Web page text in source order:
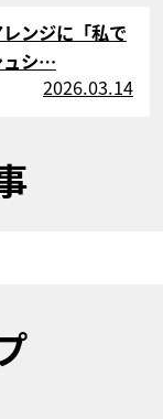
ンジに「私で
ュシ…
2026.03.14